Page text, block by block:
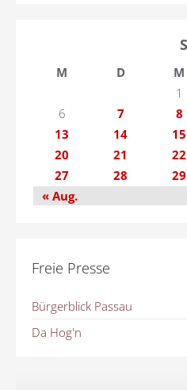
M D M
1
6
7 8
13
14 15
20
21 22
27
28 29
« Aug.
Freie Presse
Bürgerblick Passau
Da Hog'n